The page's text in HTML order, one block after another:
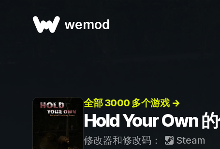
wemod
全部 3000 多个游戏 →
Hold Your Own
修改器和修改码： Steam